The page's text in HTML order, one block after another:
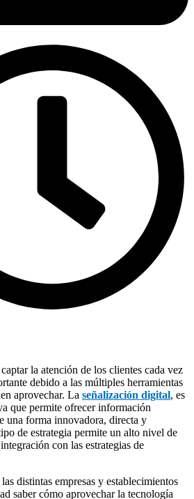
la atención de los clientes cada vez
debido a las múltiples herramientas
aprovechar. La señalización digital, es
que permite ofrecer información
una forma innovadora, directa y
de estrategia permite un alto nivel de
con las estrategias de
distintas empresas y establecimientos
saber cómo aprovechar la tecnología